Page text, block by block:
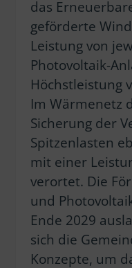
das
geförderte
Leistung von
Photovoltaik-
Höchstleistung
Im Wärmenetz
Sicherung der
Spitzenlasten
mit einer
verortet. Die
und
Ende 2029
sich die
Konzepte, um